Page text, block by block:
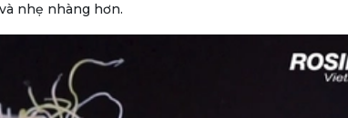
nhẹ nhàng hơn.